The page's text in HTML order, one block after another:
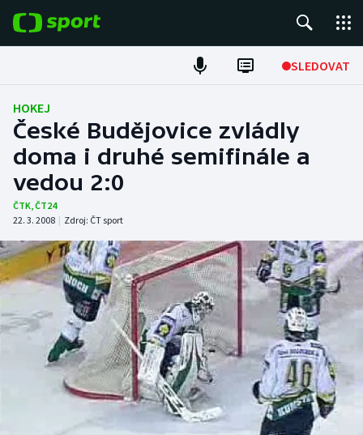
SLEDOVAT
Fotbal
Hokej
Tenis
Atletika
Cyklistika
DALŠÍ SPORTY
Americký fotbal
Baseball a softbal
NEPŘEHLÉDNĚTE
Soutěže
Historické návraty
HOKEJ
České Budějovice zvládly
doma i druhé semifinále a
vedou 2:0
ČTK,ČT24
22. 3. 2008 | Zdroj: ČT sport